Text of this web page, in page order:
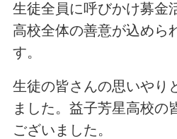
生徒全員に呼びかけ募金
高校全体の善意が込めら
す。
生徒の皆さんの思いやり
ました。益子芳星高校の
ございました。